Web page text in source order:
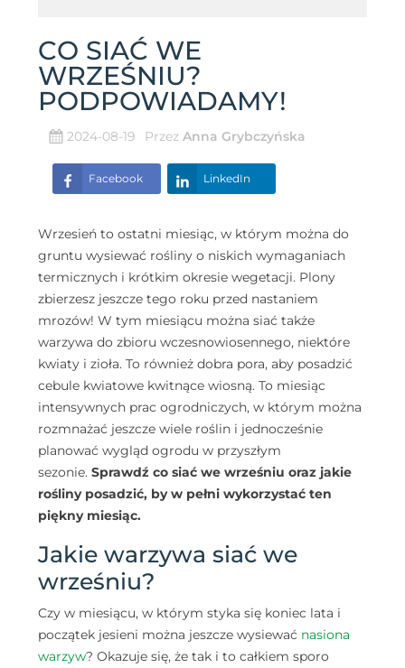
CO SIAĆ WE
WRZEŚNIU?
PODPOWIADAMY!
2024-08-19 Przez Anna Grybczyńska
Facebook LinkedIn
Wrzesień to ostatni miesiąc, w którym można do
gruntu wysiewać rośliny o niskich wymaganiach
termicznych i krótkim okresie wegetacji. Plony
zbierzesz jeszcze tego roku przed nastaniem
mrozów! W tym miesiącu można siać także
warzywa do zbioru wczesnowiosennego, niektóre
kwiaty i zioła. To również dobra pora, aby posadzić
cebule kwiatowe kwitnące wiosną. To miesiąc
intensywnych prac ogrodniczych, w którym można
rozmnażać jeszcze wiele roślin i jednocześnie
planować wygląd ogrodu w przyszłym
sezonie. Sprawdź co siać we wrześniu oraz jakie
rośliny posadzić, by w pełni wykorzystać ten
piękny miesiąc.
Jakie warzywa siać we
wrześniu?
Czy w miesiącu, w którym styka się koniec lata i
początek jesieni można jeszcze wysiewać nasiona
warzyw? Okazuje się, że tak i to całkiem sporo